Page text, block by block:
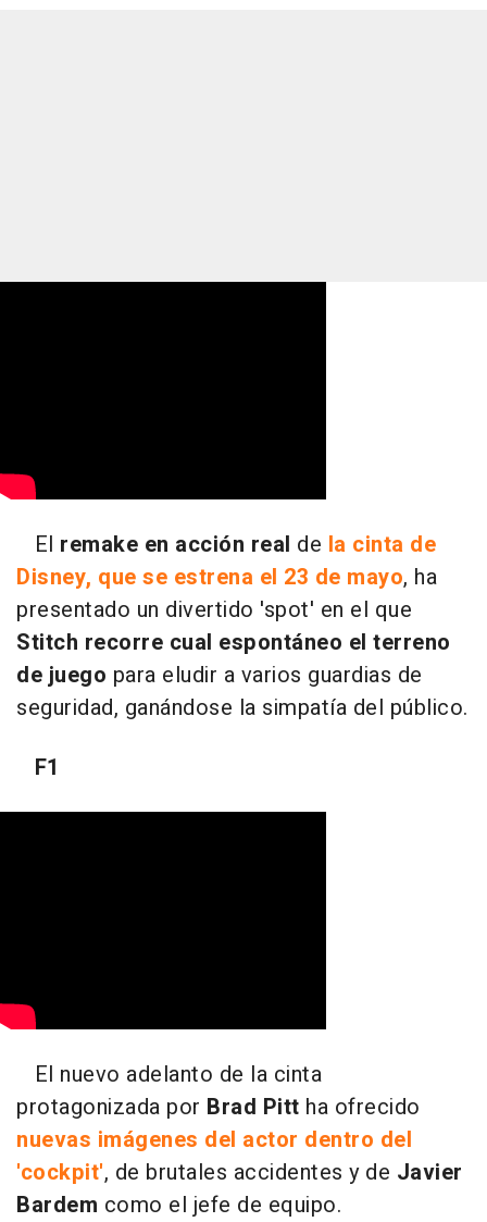
El remake en acción real de la cinta de
Disney, que se estrena el 23 de mayo, ha
presentado un divertido 'spot' en el que
Stitch recorre cual espontáneo el terreno
de juego para eludir a varios guardias de
seguridad, ganándose la simpatía del público.
F1
El nuevo adelanto de la cinta
protagonizada por Brad Pitt ha ofrecido
nuevas imágenes del actor dentro del
'cockpit', de brutales accidentes y de Javier
Bardem como el jefe de equipo.